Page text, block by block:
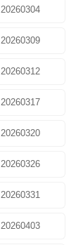
20260304
20260309
20260312
20260317
20260320
20260326
20260331
20260403